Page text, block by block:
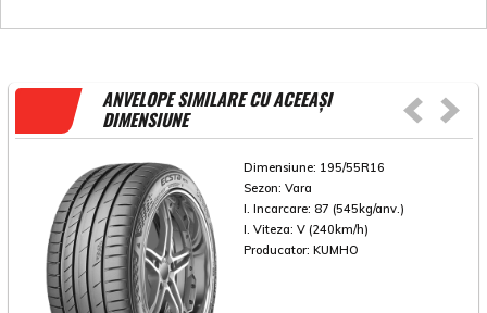
ANVELOPE SIMILARE CU ACEEAȘI
DIMENSIUNE
Dimensiune: 195/55R16
Sezon: Vara
I. Incarcare: 87 (545kg/anv.)
I. Viteza: V (240km/h)
Producator: KUMHO